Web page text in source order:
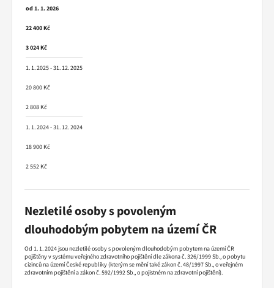
od 1. 1. 2026
22 400 Kč
3 024 Kč
1. 1. 2025 - 31. 12. 2025
20 800 Kč
2 808 Kč
1. 1. 2024 - 31. 12. 2024
18 900 Kč
2 552 Kč
Nezletilé osoby s povoleným
dlouhodobým pobytem na území ČR
Od 1. 1. 2024 jsou nezletilé osoby s povoleným dlouhodobým pobytem na území ČR
pojištěny v systému veřejného zdravotního pojištění dle zákona č. 326/1999 Sb., o pobytu
cizinců na území České republiky (kterým se mění také zákon č. 48/1997 Sb., o veřejném
zdravotním pojištění a zákon č. 592/1992 Sb., o pojistném na zdravotní pojištění).